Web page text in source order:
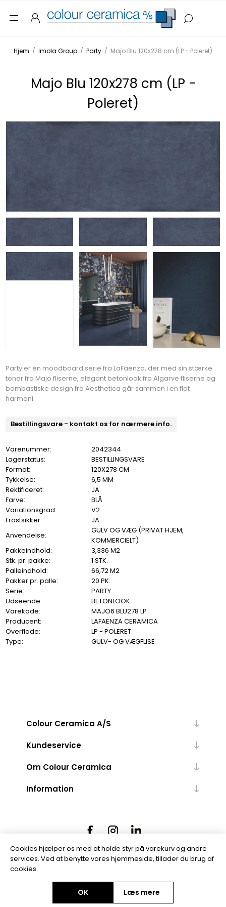
Hjem / Imola Group / Party / Majo Blu 120x278 cm (LP - Poleret)
Majo Blu 120x278 cm (LP -
Poleret)
Party er en moodboard serie fra LaFaenza, der med sin stærke
toner fra Majo fliserne, elegant betonlook fra Algarve fliserne og
bombastiske design fra Aesthetica går sammen i en flot
harmoni.
Bestillingsvare - kontakt os for nærmere info.
Varenummer:
2042344
Lagerstatus:
BESTILLINGSVARE
Format:
120X278 CM
Tykkelse:
6,5 MM
Rektificeret:
JA
Farve:
BLÅ
Variationsgrad:
V2
Frostsikker:
JA
Anvendelse:
GULV OG VÆG (PRIVAT HJEM,
KOMMERCIELT)
Pakkeindhold:
3,336 M2
Stk. pr. pakke:
1 STK.
Palleindhold:
66,72 M2
Pakker pr. palle:
20 PK.
Serie:
PARTY
Udseende:
BETONLOOK
Varekode:
MAJO6 BLU278 LP
Producent:
LAFAENZA CERAMICA
Overflade:
LP - POLERET
Type:
GULV- OG VÆGFLISE
Colour Ceramica A/S
Kundeservice
Om Colour Ceramica
Information
Powered bynopCommerce
Copyright © 2026 Colour Ceramica A/S. Alle rettigheder forbeholdt.
Cookies hjælper os med at holde styr på varekurv og andre
services. Ved at benytte vores hjemmeside, tillader du brug af
cookies.
OK Læs mere